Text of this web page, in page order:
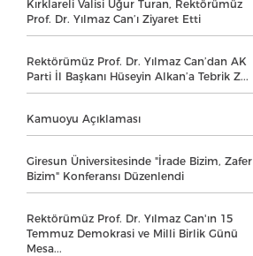
Kırklareli Valisi Uğur Turan, Rektörümüz
Prof. Dr. Yılmaz Can’ı Ziyaret Etti
Rektörümüz Prof. Dr. Yılmaz Can’dan AK
Parti İl Başkanı Hüseyin Alkan’a Tebrik Z...
Kamuoyu Açıklaması
Giresun Üniversitesinde "İrade Bizim, Zafer
Bizim" Konferansı Düzenlendi
Rektörümüz Prof. Dr. Yılmaz Can'ın 15
Temmuz Demokrasi ve Milli Birlik Günü
Mesa...